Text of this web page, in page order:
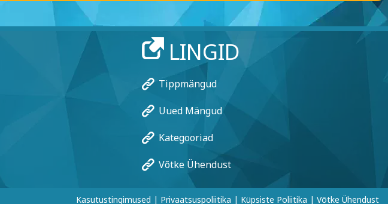
LINGID
Tippmängud
Uued Mängud
Kategooriad
Võtke Ühendust
Kasutustingimused | Privaatsuspoliitika | Küpsiste Poliitika | Võtke Ühendust